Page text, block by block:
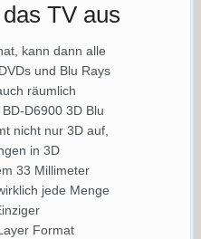
TV aus
kann dann alle
und Blu Rays
räumlich
D6900 3D Blu
nicht nur 3D auf,
in 3D
33 Millimeter
jede Menge
Format